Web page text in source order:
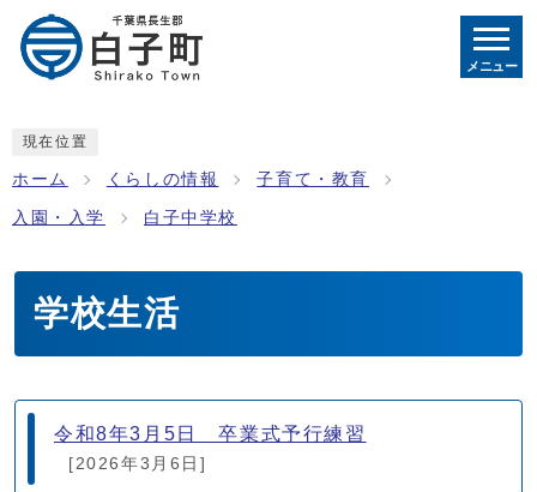
メニュー
現在位置
ホーム くらしの情報 子育て・教育
入園・入学 白子中学校
学校生活
メインメニュー
令和8年3月5日 卒業式予行練習
[2026年3月6日]